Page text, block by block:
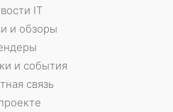
IT
и обзоры
и события
связь